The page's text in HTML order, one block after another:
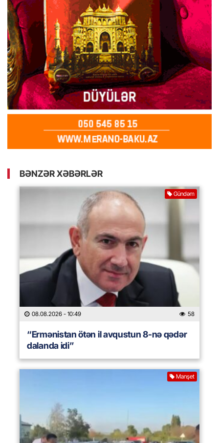
BƏNZƏR XƏBƏRLƏR
Gündəm
08.08.2026 - 10:49 58
“Ermənistan ötən il avqustun 8-nə qədər
dalanda idi”
Manşet